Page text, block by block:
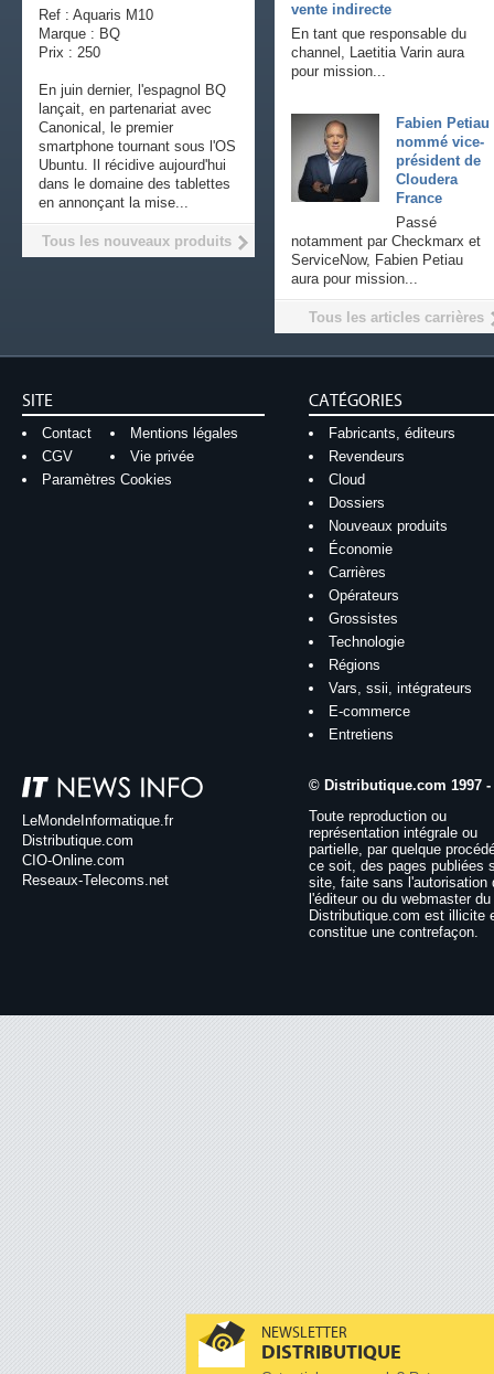
NEWSLETTER
DISTRIBUTIQUE
vente indirecte
En tant que responsable du
channel, Laetitia Varin aura
pour mission...
Fabien Petiau
nommé vice-
président de
Cloudera
France
Passé
notamment par Checkmarx et
ServiceNow, Fabien Petiau
aura pour mission...
Tous les articles carrières
Ref : Aquaris M10
Marque : BQ
Prix : 250
En juin dernier, l'espagnol BQ
lançait, en partenariat avec
Canonical, le premier
smartphone tournant sous l'OS
Ubuntu. Il récidive aujourd'hui
dans le domaine des tablettes
en annonçant la mise...
Tous les nouveaux produits
SITE
Contact
Mentions légales
CGV
Vie privée
Paramètres Cookies
CATÉGORIES
Fabricants, éditeurs
Revendeurs
Cloud
Dossiers
Nouveaux produits
Économie
Carrières
Opérateurs
Grossistes
Technologie
Régions
Vars, ssii, intégrateurs
E-commerce
Entretiens
LeMondeInformatique.fr
Distributique.com
CIO-Online.com
Reseaux-Telecoms.net
© Distributique.com 1997 -
Toute reproduction ou
représentation intégrale ou
partielle, par quelque
ce soit, des pages publiées
site, faite sans l'autorisation
l'éditeur ou du webmaster
Distributique.com est illicite
constitue une contrefaçon.